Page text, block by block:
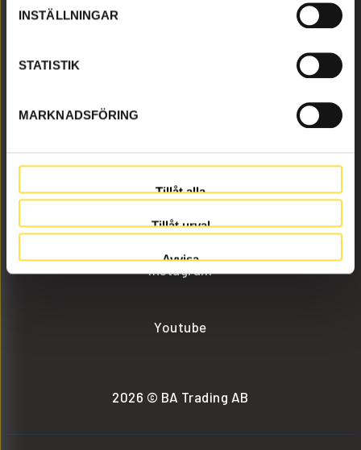
INSTÄLLNINGAR
STATISTIK
MARKNADSFÖRING
Tillåt alla
Tillåt urval
Avvisa
info@batrading.se
+46 (0) 152-32500
Instagram
Youtube
2026 © BA Trading AB